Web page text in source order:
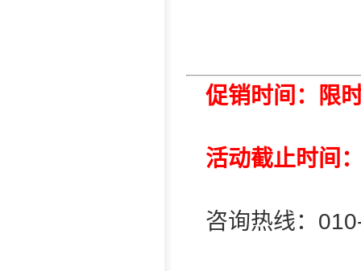
促销时间：限
活动截止时间
咨询热线：